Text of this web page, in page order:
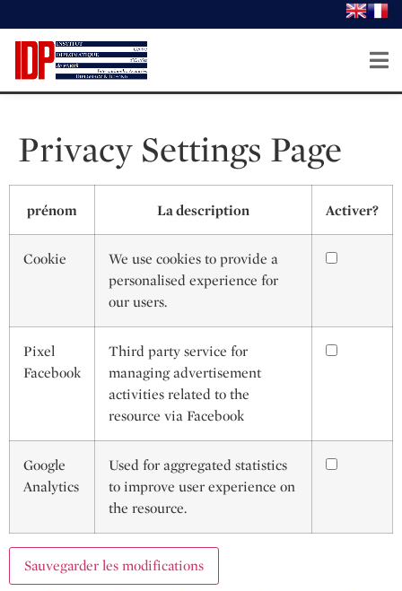
Privacy Settings Page
prénom La description Activer?
Cookie
We use cookies to provide a
personalised experience for
our users.
Pixel
Facebook
Third party service for
managing advertisement
activities related to the
resource via Facebook
Google
Analytics
Used for aggregated statistics
to improve user experience on
the resource.
Sauvegarder les modifications